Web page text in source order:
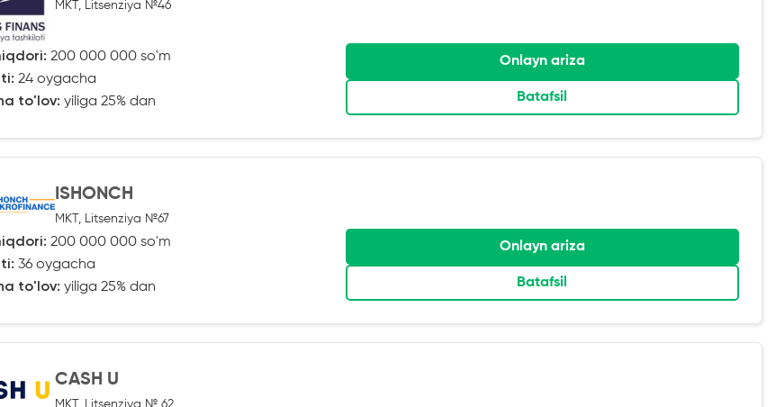
MKT, Litsenziya №46
200 000 000 so'm
24 oygacha
to'lov: yiliga 25% dan
Onlayn ariza
Batafsil
ISHONCH
MKT, Litsenziya №67
200 000 000 so'm
36 oygacha
to'lov: yiliga 25% dan
Onlayn ariza
Batafsil
CASH U
MKT, Litsenziya № 62